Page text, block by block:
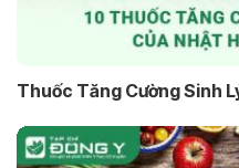
Thuốc Tăng Cường Sinh